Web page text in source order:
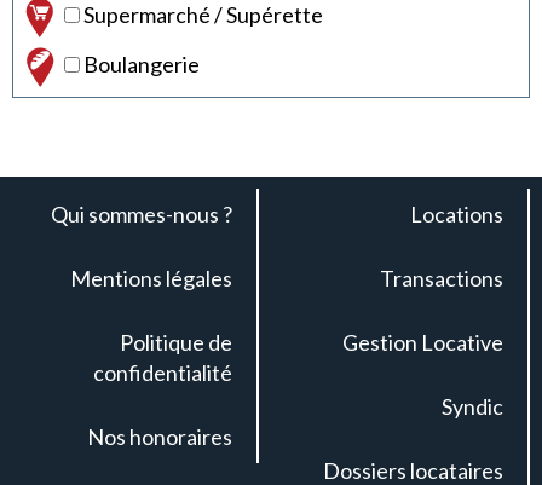
Supermarché / Supérette
Boulangerie
Qui sommes-nous ?
Mentions légales
Politique de
confidentialité
Nos honoraires
Locations
Transactions
Gestion Locative
Syndic
Dossiers locataires